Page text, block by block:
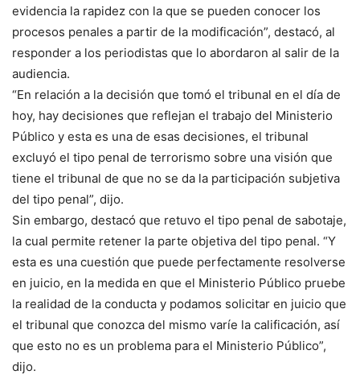
evidencia la rapidez con la que se pueden conocer los
procesos penales a partir de la modificación”, destacó, al
responder a los periodistas que lo abordaron al salir de la
audiencia.
“En relación a la decisión que tomó el tribunal en el día de
hoy, hay decisiones que reflejan el trabajo del Ministerio
Público y esta es una de esas decisiones, el tribunal
excluyó el tipo penal de terrorismo sobre una visión que
tiene el tribunal de que no se da la participación subjetiva
del tipo penal”, dijo.
Sin embargo, destacó que retuvo el tipo penal de sabotaje,
la cual permite retener la parte objetiva del tipo penal. “Y
esta es una cuestión que puede perfectamente resolverse
en juicio, en la medida en que el Ministerio Público pruebe
la realidad de la conducta y podamos solicitar en juicio que
el tribunal que conozca del mismo varíe la calificación, así
que esto no es un problema para el Ministerio Público”,
dijo.